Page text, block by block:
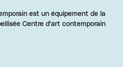
est un équipement de la
Centre d'art contemporain